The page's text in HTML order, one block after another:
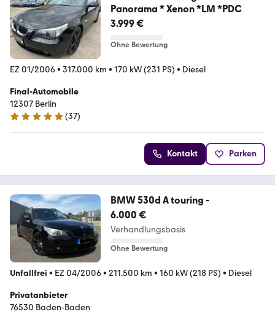
Panorama * Xenon *LM *PDC
3.999 €
Ohne Bewertung
EZ 01/2006• 317.000 km • 170 kW (231 PS) • Diesel
Final-Automobile
12307 Berlin
5 Sterne
(37)
Kontakt Parken
BMW 530d A touring -
6.000 €
Verhandlungsbasis
Ohne Bewertung
Unfallfrei • EZ 04/2006• 211.500 km • 160 kW (218 PS) • Diesel
Privatanbieter
76530 Baden-Baden